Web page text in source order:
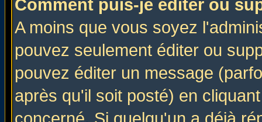
Comment puis-je éditer ou
A moins que vous soyez
pouvez seulement éditer ou
pouvez éditer un message
après qu'il soit posté) en